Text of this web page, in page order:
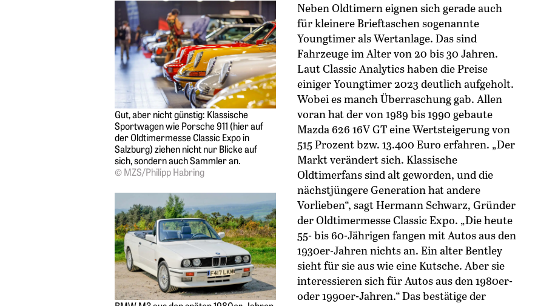
Gut, aber nicht günstig: Klassische
Sportwagen wie Porsche 911 (hier auf
der Oldtimermesse Classic Expo in
Salzburg) ziehen nicht nur Blicke auf
sich, sondern auch Sammler an.
© MZS/Philipp Habring
Neben Oldtimern eignen sich gerade auch
für kleinere Brieftaschen sogenannte
Youngtimer als Wertanlage. Das sind
Fahrzeuge im Alter von 20 bis 30 Jahren.
Laut Classic Analytics haben die Preise
einiger Youngtimer 2023 deutlich aufgeholt.
Wobei es manch Überraschung gab. Allen
voran hat der von 1989 bis 1990 gebaute
Mazda 626 16V GT eine Wertsteigerung von
515 Prozent bzw. 13.400 Euro erfahren. „Der
Markt verändert sich. Klassische
Oldtimerfans sind alt geworden, und die
nächstjüngere Generation hat ­andere
Vorlieben“, sagt Hermann Schwarz, Gründer
der Oldtimermesse Classic Expo. „Die heute
55- bis 60-Jährigen fangen mit Autos aus den
1930er-Jahren nichts an. Ein alter Bentley
sieht für sie aus wie eine ­Kutsche. Aber sie
interessieren sich für Autos aus den 1980er-
oder 1990er-Jahren.“ Das bestätige der